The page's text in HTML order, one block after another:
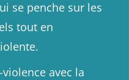
se penche sur les
tout en
avec la